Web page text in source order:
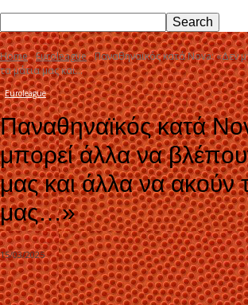
Home Euroleague Παναθηναϊκός κατά Nova: «Δεν
τα μάτια μας και...
Euroleague
Παναθηναϊκός κατά
μπορεί άλλα να
μας και άλλα να ακούν
μας…»
15/03/2025